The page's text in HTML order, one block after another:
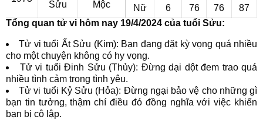
Sửu
Mộc
Nữ
6 76 76
87
Tổng quan tử vi hôm nay 19/4/2024 của tuổi Sửu:
Tử vi tuổi Ất Sửu (Kim): Bạn đang đặt kỳ vọng quá nhiều
cho một chuyện không có hy vọng.
Tử vi tuổi Đinh Sửu (Thủy): Đừng dại dột đem trao quá
nhiều tình cảm trong tình yêu.
Tử vi tuổi Kỷ Sửu (Hỏa): Đừng ngại bảo vệ cho những gì
bạn tin tưởng, thậm chí điều đó đồng nghĩa với việc khiến
bạn bị cô lập.